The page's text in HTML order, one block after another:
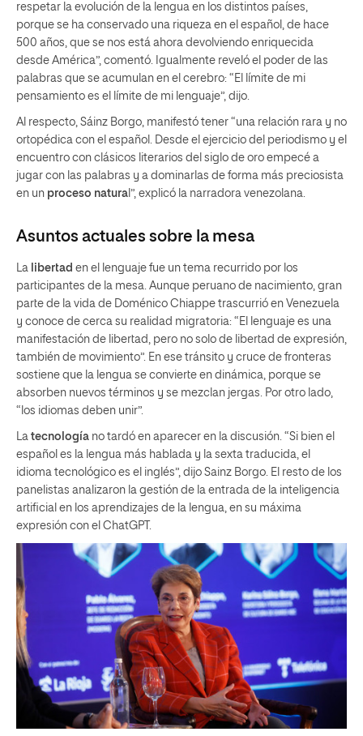
respetar la evolución de la lengua en los distintos países,
porque se ha conservado una riqueza en el español, de hace
500 años, que se nos está ahora devolviendo enriquecida
desde América”, comentó. Igualmente reveló el poder de las
palabras que se acumulan en el cerebro: “El límite de mi
pensamiento es el límite de mi lenguaje”, dijo.
Al respecto, Sáinz Borgo, manifestó tener “una relación rara y no
ortopédica con el español. Desde el ejercicio del periodismo y el
encuentro con clásicos literarios del siglo de oro empecé a
jugar con las palabras y a dominarlas de forma más preciosista
en un proceso natura l”, explicó la narradora venezolana.
Asuntos actuales sobre la mesa
La libertad en el lenguaje fue un tema recurrido por los
participantes de la mesa. Aunque peruano de nacimiento, gran
parte de la vida de Doménico Chiappe trascurrió en Venezuela
y conoce de cerca su realidad migratoria: “El lenguaje es una
manifestación de libertad, pero no solo de libertad de expresión,
también de movimiento”. En ese tránsito y cruce de fronteras
sostiene que la lengua se convierte en dinámica, porque se
absorben nuevos términos y se mezclan jergas. Por otro lado,
“los idiomas deben unir”.
La tecnología no tardó en aparecer en la discusión. “Si bien el
español es la lengua más hablada y la sexta traducida, el
idioma tecnológico es el inglés”, dijo Sainz Borgo. El resto de los
panelistas analizaron la gestión de la entrada de la inteligencia
artificial en los aprendizajes de la lengua, en su máxima
expresión con el ChatGPT.